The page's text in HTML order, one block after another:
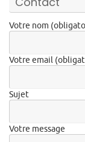
Votre nom
Votre email
Sujet
Votre message